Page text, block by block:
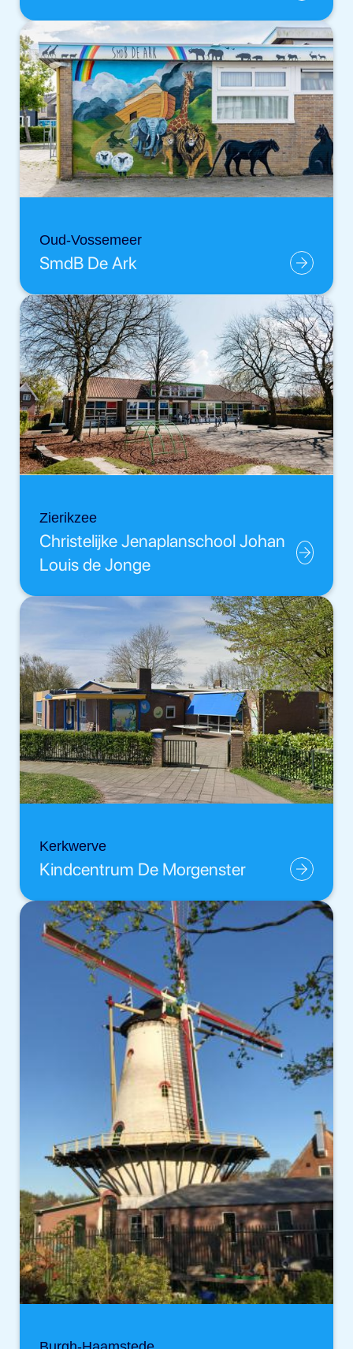
Oud-Vossemeer
SmdB De Ark
Zierikzee
Christelijke Jenaplanschool Johan
Louis de Jonge
Kerkwerve
Kindcentrum De Morgenster